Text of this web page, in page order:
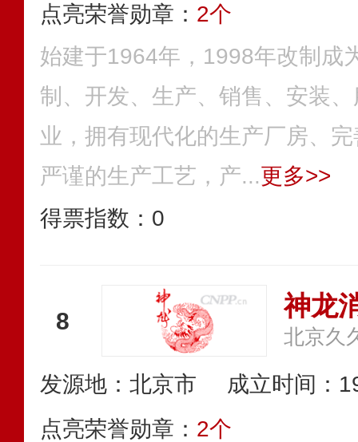
点亮荣誉勋章： 2个
始建于1964年，1998年改制成
制、开发、生产、销售、安装
业，拥有现代化的生产厂房、
严谨的生产工艺，产...更多>>
得票指数： 0
8 神龙
发源地：北京市
成立时间：
点亮荣誉勋章： 2个